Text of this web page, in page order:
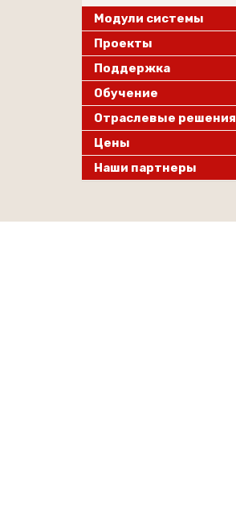
Модули системы
Проекты
Поддержка
Обучение
Отраслевые решения
Цены
Наши партнеры